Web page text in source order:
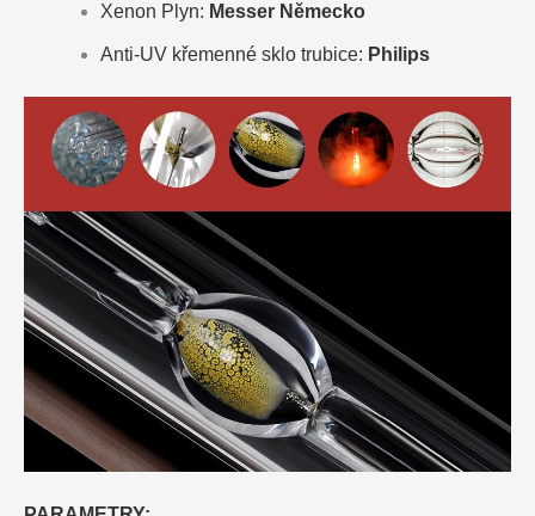
Xenon Plyn: Messer Německo
Anti-UV křemenné sklo trubice: Philips